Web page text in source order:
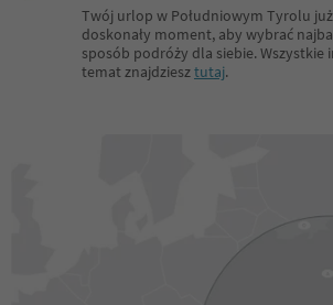
Twój urlop w Południowym Tyrolu już
doskonały moment, aby wybrać
sposób podróży dla siebie. Wszystkie
temat znajdziesztutaj.